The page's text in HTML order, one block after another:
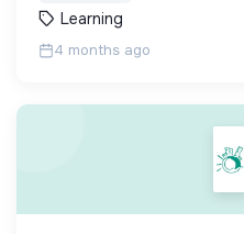
Learning
4 months ago